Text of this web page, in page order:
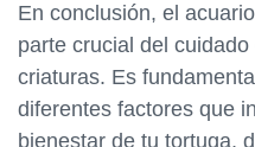
En conclusión, el
parte crucial del
criaturas. Es
diferentes factores que
bienestar de tu tortuga,